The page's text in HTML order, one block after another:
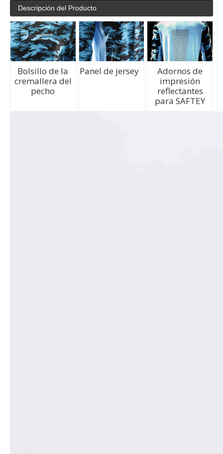
Descripción del Producto
Bolsillo de la
cremallera del
pecho
Panel de jersey
Adornos de
impresión
reflectantes
para SAFTEY